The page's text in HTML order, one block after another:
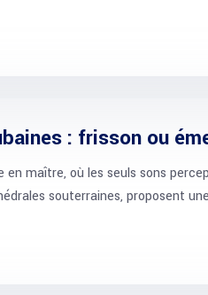
: frisson ou
maître, où les seuls sons
souterraines, proposent